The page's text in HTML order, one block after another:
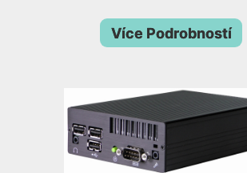
Více Podrobností